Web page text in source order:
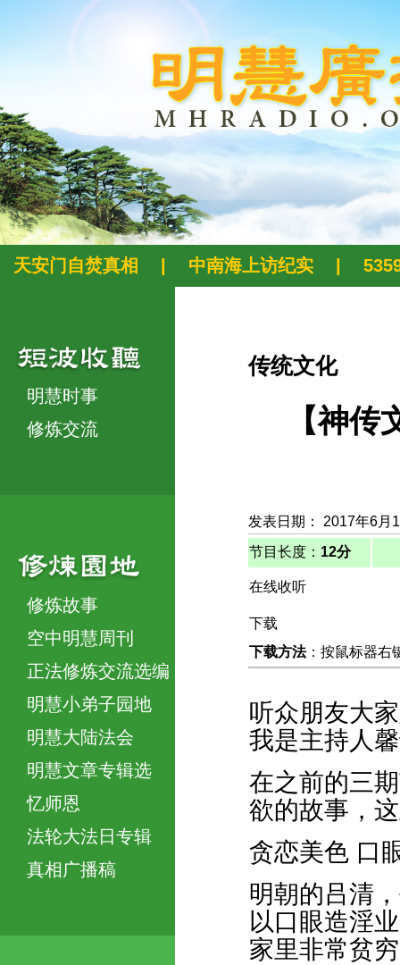
天安门自焚真相 中南海上访纪实
明慧时事
修炼交流
修炼故事
空中明慧周刊
正法修炼交流选编
明慧小弟子园地
明慧大陆法会
明慧文章专辑选
忆师恩
法轮大法日专辑
真相广播稿
传统文化
【神
发表日期： 2017年6月
节目长度： 12分
在线收听
下载
下载方法：按鼠标器右
听众朋友大
我是主持人
在之前的三
欲的故事，
贪恋美色 口
明朝的吕清
以口眼造淫
家里非常贫